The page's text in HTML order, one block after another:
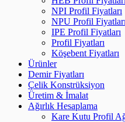
NPI Profil Fiyatları
NPU Profil Fiyatları
IPE Profil Fiyatları
Profil Fiyatları
Köşebent Fiyatları
Ürünler
Demir Fiyatları
Çelik Konstrüksiyon
Üretim & İmalat
Ağırlık Hesaplama
Kare Kutu Profil